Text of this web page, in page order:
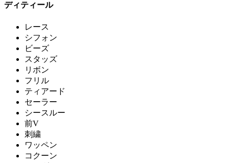
ディティール
レース
シフォン
ビーズ
スタッズ
リボン
フリル
ティアード
セーラー
シースルー
前V
刺繍
ワッペン
コクーン